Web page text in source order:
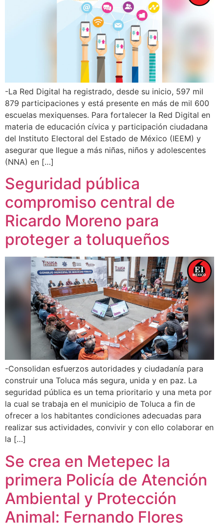
-La Red Digital ha registrado, desde su inicio, 597 mil
879 participaciones y está presente en más de mil 600
escuelas mexiquenses. Para fortalecer la Red Digital en
materia de educación cívica y participación ciudadana
del Instituto Electoral del Estado de México (IEEM) y
asegurar que llegue a más niñas, niños y adolescentes
(NNA) en […]
Seguridad pública
compromiso central de
Ricardo Moreno para
proteger a toluqueños
-Consolidan esfuerzos autoridades y ciudadanía para
construir una Toluca más segura, unida y en paz. La
seguridad pública es un tema prioritario y una meta por
la cual se trabaja en el municipio de Toluca a fin de
ofrecer a los habitantes condiciones adecuadas para
realizar sus actividades, convivir y con ello colaborar en
la […]
Se crea en Metepec la
primera Policía de Atención
Ambiental y Protección
Animal: Fernando Flores